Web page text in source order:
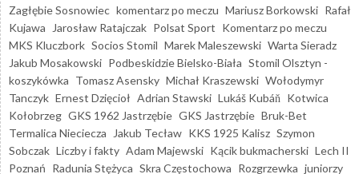
Zagłębie Sosnowiec komentarz po meczu Mariusz Borkowski Rafał
Kujawa
Jarosław Ratajczak Polsat Sport Komentarz po meczu
MKS Kluczbork Socios Stomil Marek Maleszewski Warta Sieradz
Jakub Mosakowski Podbeskidzie Bielsko-Biała Stomil Olsztyn -
koszykówka Tomasz Asensky Michał Kraszewski Wołodymyr
Tanczyk Ernest Dzięcioł Adrian Stawski Lukáš Kubáň Kotwica
Kołobrzeg GKS 1962 Jastrzębie GKS Jastrzębie Bruk-Bet
Termalica Nieciecza
Jakub Tecław KKS 1925 Kalisz Szymon
Sobczak Liczby i fakty Adam Majewski Kącik bukmacherski Lech II
Poznań Radunia Stężyca Skra Częstochowa Rozgrzewka juniorzy